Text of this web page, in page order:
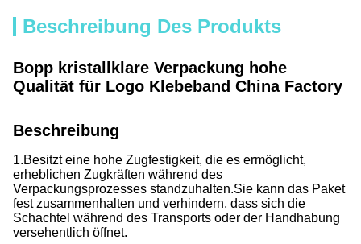
Beschreibung Des Produkts
Bopp kristallklare Verpackung hohe
Qualität für Logo Klebeband China Factory
Beschreibung
1.Besitzt eine hohe Zugfestigkeit, die es ermöglicht,
erheblichen Zugkräften während des
Verpackungsprozesses standzuhalten.Sie kann das Paket
fest zusammenhalten und verhindern, dass sich die
Schachtel während des Transports oder der Handhabung
versehentlich öffnet.